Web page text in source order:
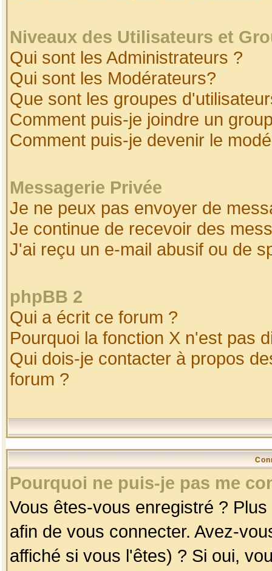
Niveaux des Utilisateurs et
Qui sont les Administrateurs ?
Qui sont les Modérateurs?
Que sont les groupes
Comment puis-je joindre un
Comment puis-je devenir le
Messagerie Privée
Je ne peux pas envoyer de
Je continue de recevoir des
J'ai reçu un e-mail abusif ou de
phpBB 2
Qui a écrit ce forum ?
Pourquoi la fonction X n'est pas
Qui dois-je contacter à propos
forum ?
Pourquoi ne puis-je pas me
Vous êtes-vous enregistré ?
afin de vous connecter. Avez-
affiché si vous l'êtes) ? Si oui,